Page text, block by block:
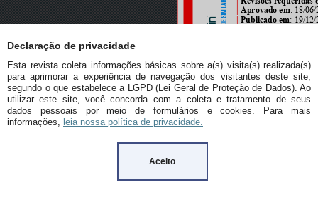
Declaração de privacidade
Esta revista coleta informações básicas sobre a(s) visita(s) realizada(s)
para aprimorar a experiência de navegação dos visitantes deste site,
segundo o que estabelece a LGPD (Lei Geral de Proteção de Dados). Ao
utilizar este site, você concorda com a coleta e tratamento de seus
dados pessoais por meio de formulários e cookies. Para mais
informações, leia nossa política de privacidade.
Aceito